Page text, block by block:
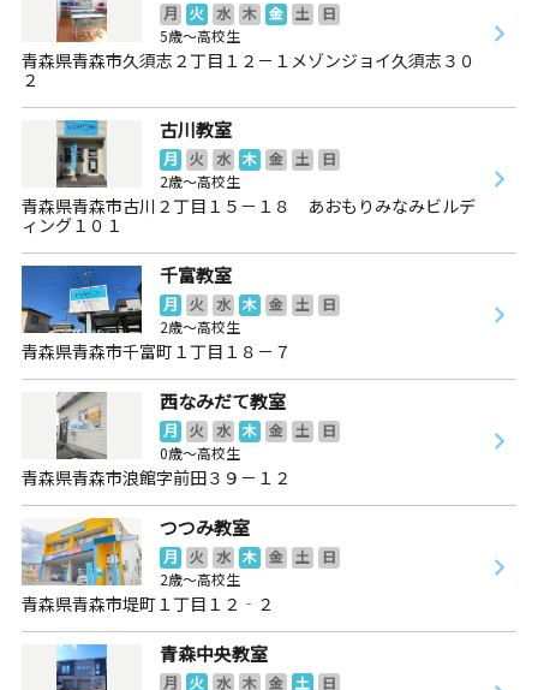
月 火 水 木 金 土
日
5歳～高校生
青森県青森市久須志２丁目１２－１メゾンジョイ久須志３０
２
古川教室
月 火 水 木 金 土
日
2歳～高校生
青森県青森市古川２丁目１５－１８ あおもりみなみビルデ
ィング１０１
千富教室
月 火 水 木 金 土
日
2歳～高校生
青森県青森市千富町１丁目１８－７
西なみだて教室
月 火 水 木 金 土
日
0歳～高校生
青森県青森市浪館字前田３９－１２
つつみ教室
月 火 水 木 金 土
日
2歳～高校生
青森県青森市堤町１丁目１２‐２
青森中央教室
月 火 水 木 金 土
日